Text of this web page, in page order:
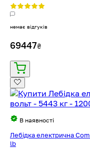
немає відгуків
69447₴
В наявності
Лебідка електрична
lb